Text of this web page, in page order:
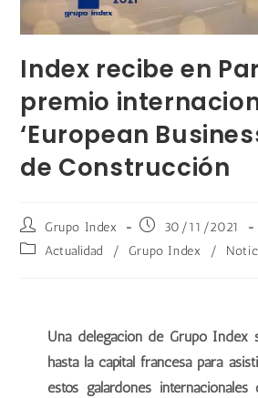
Index recibe en
premio
‘European
de Construcción
Grupo Index
30/11/2021
Actualidad
/ Grupo Index /
Una delegación de Grupo Index
hasta la capital francesa para
estos galardones internacionales